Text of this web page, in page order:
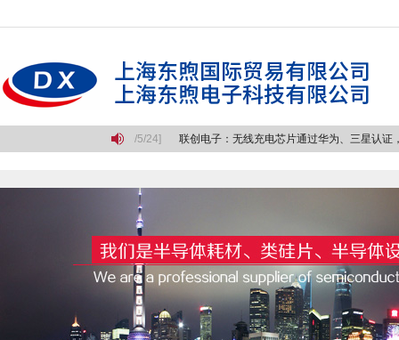
[2019/5/24] 联创电子：无线充电芯片通过华为、三星认证